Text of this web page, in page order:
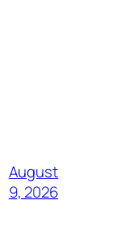
August
9, 2026